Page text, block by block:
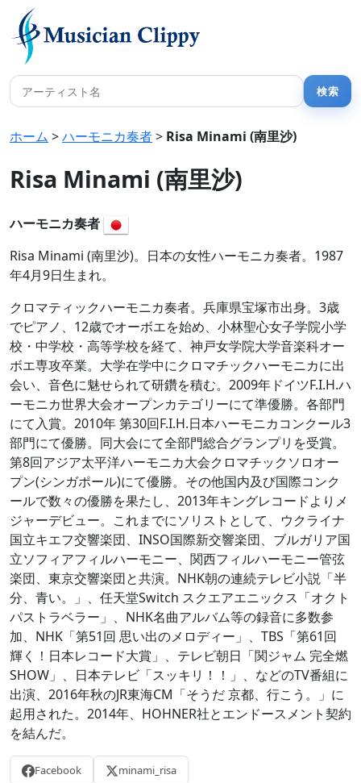
ホーム >ハーモニカ奏者> Risa Minami (南里沙)
Risa Minami (南里沙)
ハーモニカ奏者
Risa Minami (南里沙)。日本の女性ハーモニカ奏者。1987
年4月9日生まれ。
クロマティックハーモニカ奏者。兵庫県宝塚市出身。3歳
でピアノ、12歳でオーボエを始め、小林聖心女子学院小学
校・中学校・高等学校を経て、神戸女学院大学音楽科オー
ボエ専攻卒業。大学在学中にクロマチックハーモニカに出
会い、音色に魅せられて研鑽を積む。2009年ドイツF.I.H.ハ
ーモニカ世界大会オープンカテゴリーにて準優勝。各部門
にて入賞。2010年 第30回F.I.H.日本ハーモニカコンクール3
部門にて優勝。同大会にて全部門総合グランプリを受賞。
第8回アジア太平洋ハーモニカ大会クロマチックソロオー
プン(シンガポール)にて優勝。その他国内及び国際コンク
ールで数々の優勝を果たし、2013年キングレコードよりメ
ジャーデビュー。これまでにソリストとして、ウクライナ
国立キエフ交響楽団、INSO国際新交響楽団、ブルガリア国
立ソフィアフィルハーモニー、関西フィルハーモニー管弦
楽団、東京交響楽団と共演。NHK朝の連続テレビ小説「半
分、青い。」、任天堂Switch スクエアエニックス「オクト
パストラベラー」、NHK名曲アルバム等の録音に多数参
加、NHK「第51回 思い出のメロディー」、TBS「第61回
輝く！日本レコード大賞」、テレビ朝日「関ジャム 完全燃
SHOW」、日本テレビ「スッキリ！！」、などのTV番組に
出演、2016年秋のJR東海CM「そうだ 京都、行こう。」に
起用された。2014年、HOHNER社とエンドースメント契約
を結んだ。
Facebook minami_risa